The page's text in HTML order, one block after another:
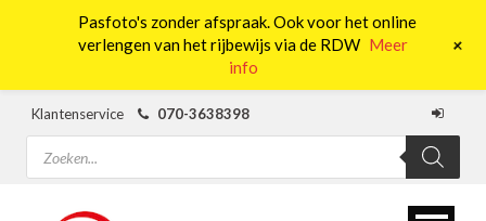
Klantenservice
070-3638398
Producten
zoeken
Pasfoto's zonder afspraak. Ook voor het online
verlengen van het rijbewijs via de RDW Meer
info
+